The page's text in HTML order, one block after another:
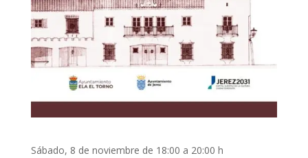
Sábado, 8 de noviembre de 18:00 a 20:00 h